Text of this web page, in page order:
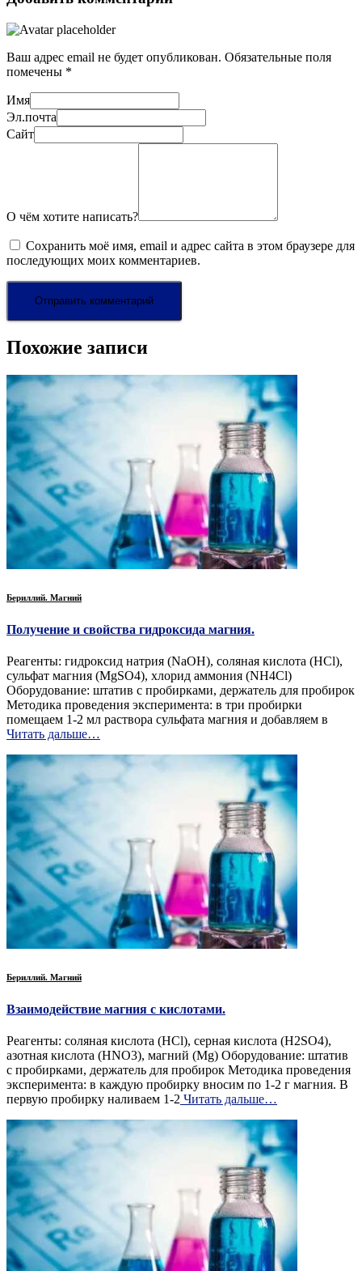
Ваш адрес email не будет опубликован. Обязательные поля
помечены *
Имя
Эл.почта
Сайт
О чём хотите написать?
Сохранить моё имя, email и адрес сайта в этом браузере для
последующих моих комментариев.
Похожие записи
Бериллий. Магний
Получение и свойства гидроксида магния.
Реагенты: гидроксид натрия (NaOH), соляная кислота (HCl),
сульфат магния (MgSO4), хлорид аммония (NH4Cl)
Оборудование: штатив с пробирками, держатель для пробирок
Методика проведения эксперимента: в три пробирки
помещаем 1-2 мл раствора сульфата магния и добавляем в
Читать дальше…
Бериллий. Магний
Взаимодействие магния с кислотами.
Реагенты: соляная кислота (HCl), серная кислота (H2SO4),
азотная кислота (HNO3), магний (Mg) Оборудование: штатив
с пробирками, держатель для пробирок Методика проведения
эксперимента: в каждую пробирку вносим по 1-2 г магния. В
первую пробирку наливаем 1-2 Читать дальше…